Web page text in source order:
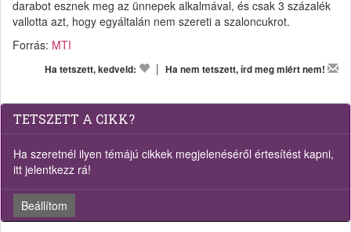
darabot esznek meg az ünnepek alkalmával, és csak 3 százalék
vallotta azt, hogy egyáltalán nem szereti a szaloncukrot.
Forrás: MTI
Ha tetszett, kedveld: | Ha nem tetszett, írd meg miért nem!
TETSZETT A CIKK?
Ha szeretnél ilyen témájú cikkek megjelenéséről értesítést kapni,
itt jelentkezz rá!
Beállítom